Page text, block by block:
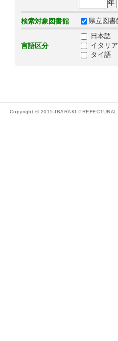
年
検索対象図書館 県立図書
言語区分
日本語
イタリ
タイ語
Copyright © 2015-IBARAKI